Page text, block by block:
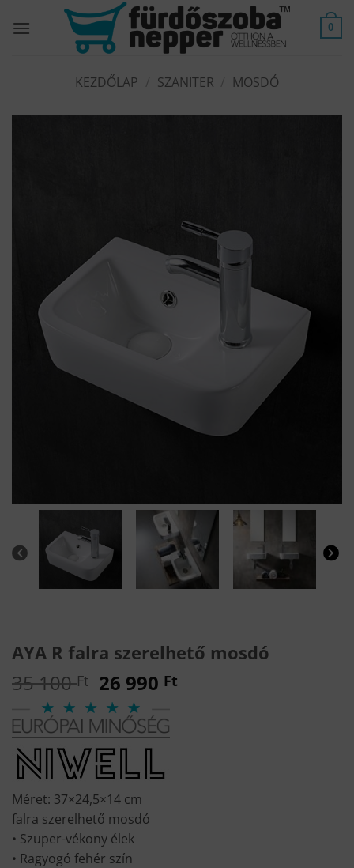
0
KEZDŐLAP SZANITER MOSDÓ
AYA R falra szerelhető mosdó
35 100Ft Original
price
was:
35
100 Ft.
26 990 Ft
Méret: 37×24,5×14 cm
falra szerelhető mosdó
• Szuper-vékony élek
• Ragyogó fehér szín